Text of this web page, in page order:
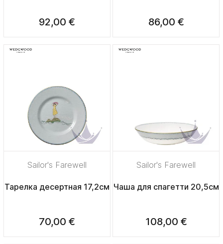
92,00 € 86,00 €
Sailor's Farewell
Тарелка десертная 17,2см
70,00 €
Sailor's Farewell
Чаша для спагетти 20,5см
108,00 €